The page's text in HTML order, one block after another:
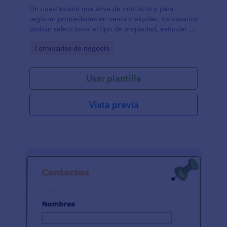
Un cuestionario que sirve de contacto y para
registrar propiedades en venta o alquiler, los usuarios
podrán seleccionar el tipo de propiedad, estipular el
construcción, número de espacios, etc.
Go to Category:
Formularios de negocio
Usar plantilla
Vista previa